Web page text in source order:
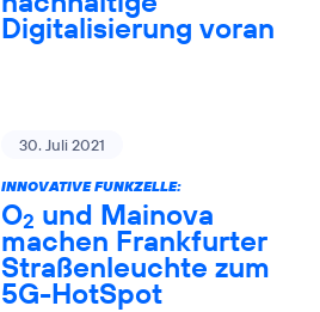
Digitalisierung voran
30. Juli 2021
INNOVATIVE FUNKZELLE:
O2 und Mainova
machen Frankfurter
Straßenleuchte zum
5G-HotSpot